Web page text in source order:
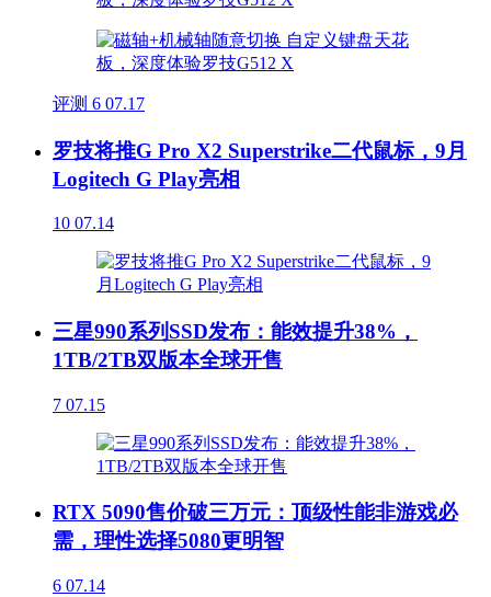
评测 6 07.17
罗技将推G Pro X2 Superstrike二代鼠标，9月
Logitech G Play亮相
10 07.14
三星990系列SSD发布：能效提升38%，
1TB/2TB双版本全球开售
7 07.15
RTX 5090售价破三万元：顶级性能非游戏必
需，理性选择5080更明智
6 07.14